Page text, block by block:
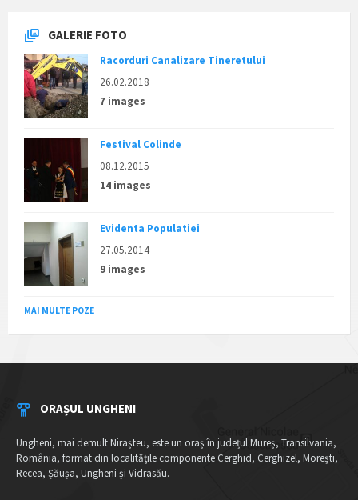
GALERIE FOTO
Racorduri Canalizare Tineretului
26.02.2018
7 images
Festival Colinde
08.12.2015
14 images
Evidenta Populatiei
27.05.2014
9 images
MAI MULTE POZE
ORAȘUL UNGHENI
Ungheni, mai demult Nirașteu, este un oraș în județul Mureș, Transilvania,
România, format din localitățile componente Cerghid, Cerghizel, Morești,
Recea, Șăușa, Ungheni și Vidrasău.